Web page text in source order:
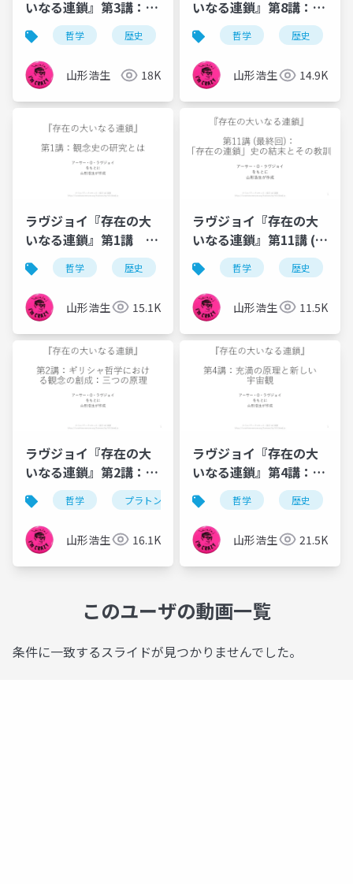
いなる連鎖』第3講：中
世における充満の原理
と内部紛争
哲学 歴史 観念史 プラトン
山形浩生 18K
いなる連鎖』第8講：存
在の連鎖と18 世紀生物
学の一部側面
哲学 歴史
山形浩生 14.9K
ラヴジョイ『存在の大
いなる連鎖』第1講 観
念史の研究とは (1933)
by 山形浩生
哲学 歴史 観念史
山形浩生 15.1K
ラヴジョイ『存在の大
いなる連鎖』第11講 (最
終回)「存在の連鎖」史
の結末とその教訓
哲学 歴史
山形浩生 11.5K
ラヴジョイ『存在の大
いなる連鎖』第2講：ギ
リシャ哲学における観
念の創成：三つの原理
哲学 プラトン アリストテレス 歴史
山形浩生 16.1K
ラヴジョイ『存在の大
いなる連鎖』第4講：充
満の原理と新しい宇宙
観——地動説の受容と
「この世性」の復活
哲学 歴史
山形浩生 21.5K
このユーザの動画一覧
条件に一致するスライドが見つかりませんでした。